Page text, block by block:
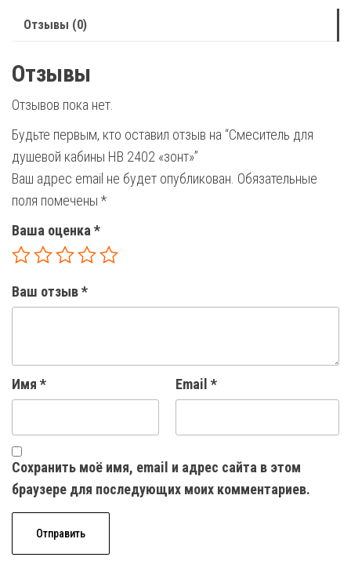
"зонт"
Отзывы (0)
Отзывы
Отзывов пока нет.
Будьте первым, кто оставил отзыв на “Смеситель для
душевой кабины HB 2402 «зонт»”
Ваш адрес email не будет опубликован. Обязательные
поля помечены *
Ваша оценка *
Ваш отзыв*
Имя * Email *
Сохранить моё имя, email и адрес сайта в этом
браузере для последующих моих комментариев.